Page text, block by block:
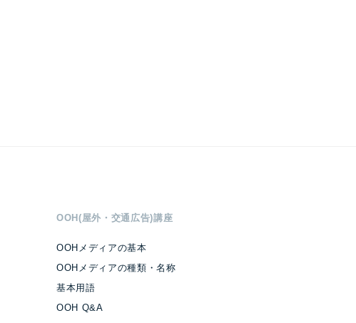
OOH(屋外・交通広告)講座
OOHメディアの基本
OOHメディアの種類・名称
基本用語
OOH Q&A